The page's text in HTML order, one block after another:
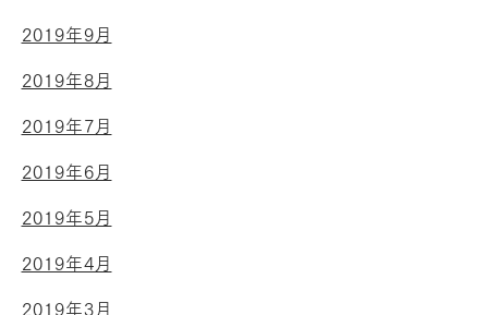
2019年9月
2019年8月
2019年7月
2019年6月
2019年5月
2019年4月
2019年3月